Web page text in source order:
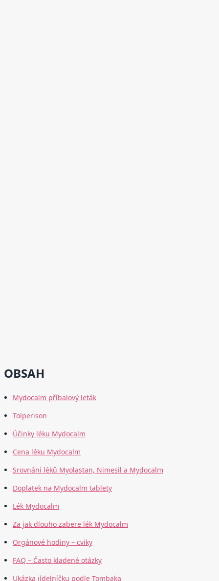
OBSAH
Mydocalm příbalový leták
Tolperison
Účinky léku Mydocalm
Cena léku Mydocalm
Srovnání léků Myolastan, Nimesil a Mydocalm
Doplatek na Mydocalm tablety
Lék Mydocalm
Za jak dlouho zabere lék Mydocalm
Orgánové hodiny – cviky
FAQ – Často kladené otázky
Ukázka jídelníčku podle Tombaka